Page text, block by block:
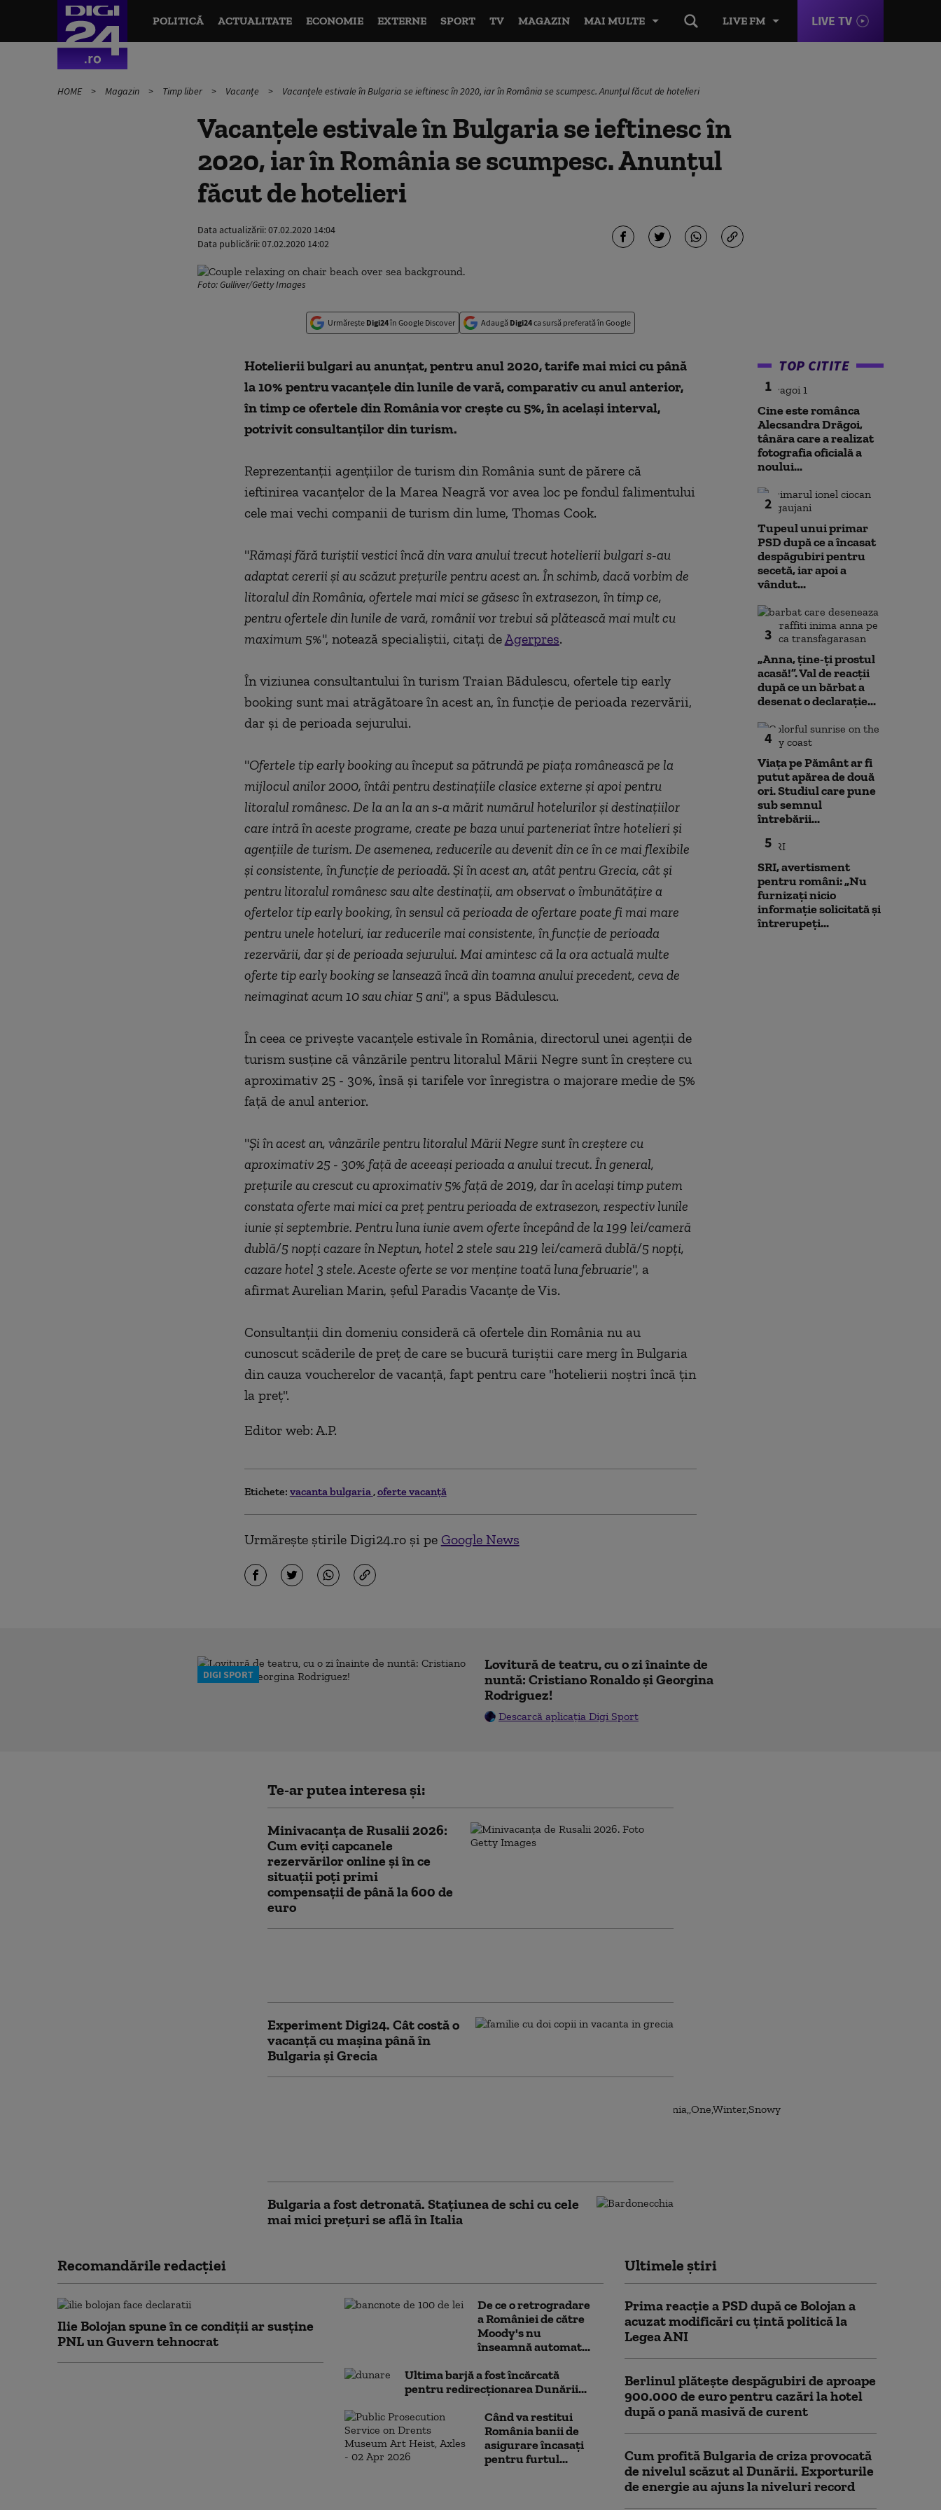
LIVE FM LIVE TV
POLITICĂ ACTUALITATE ECONOMIE EXTERNE SPORT TV MAGAZIN MAI MULTE
HOME Magazin Timp liber Vacanțe Vacanţele estivale în Bulgaria se ieftinesc în 2020, iar în România se scumpesc. Anunţul făcut de hotelieri
Vacanţele estivale în Bulgaria se ieftinesc în
2020, iar în România se scumpesc. Anunţul
făcut de hotelieri
Data actualizării:07.02.2020 14:04
Data publicării:07.02.2020 14:02
Foto: Gulliver/Getty Images
Urmărește Digi24în Google Discover Adaugă Digi24ca sursă preferată în Google
Hotelierii bulgari au anunţat, pentru anul 2020, tarife mai mici cu până
la 10% pentru vacanţele din lunile de vară, comparativ cu anul anterior,
în timp ce ofertele din România vor creşte cu 5%, în acelaşi interval,
potrivit consultanţilor din turism.
Reprezentanţii agenţiilor de turism din România sunt de părere că
ieftinirea vacanţelor de la Marea Neagră vor avea loc pe fondul falimentului
cele mai vechi companii de turism din lume, Thomas Cook.
"Rămaşi fără turiştii vestici încă din vara anului trecut hotelierii bulgari s-au
adaptat cererii şi au scăzut preţurile pentru acest an. În schimb, dacă vorbim de
litoralul din România, ofertele mai mici se găsesc în extrasezon, în timp ce,
pentru ofertele din lunile de vară, românii vor trebui să plătească mai mult cu
maximum 5%", notează specialiştii, citaţi deAgerpres.
În viziunea consultantului în turism Traian Bădulescu, ofertele tip early
booking sunt mai atrăgătoare în acest an, în funcţie de perioada rezervării,
dar şi de perioada sejurului.
"Ofertele tip early booking au început sa pătrundă pe piaţa românească pe la
mijlocul anilor 2000, întâi pentru destinaţiile clasice externe şi apoi pentru
litoralul românesc. De la an la an s-a mărit numărul hotelurilor şi destinaţiilor
care intră în aceste programe, create pe baza unui parteneriat între hotelieri şi
agenţiile de turism. De asemenea, reducerile au devenit din ce în ce mai flexibile
şi consistente, în funcţie de perioadă. Şi în acest an, atât pentru Grecia, cât şi
pentru litoralul românesc sau alte destinaţii, am observat o îmbunătăţire a
ofertelor tip early booking, în sensul că perioada de ofertare poate fi mai mare
pentru unele hoteluri, iar reducerile mai consistente, în funcţie de perioada
rezervării, dar şi de perioada sejurului. Mai amintesc că la ora actuală multe
oferte tip early booking se lansează încă din toamna anului precedent, ceva de
neimaginat acum 10 sau chiar 5 ani", a spus Bădulescu.
În ceea ce priveşte vacanţele estivale în România, directorul unei agenţii de
turism susţine că vânzările pentru litoralul Mării Negre sunt în creştere cu
aproximativ 25 - 30%, însă şi tarifele vor înregistra o majorare medie de 5%
faţă de anul anterior.
"Şi în acest an, vânzările pentru litoralul Mării Negre sunt în creştere cu
aproximativ 25 - 30% faţă de aceeaşi perioada a anului trecut. În general,
preţurile au crescut cu aproximativ 5% faţă de 2019, dar în acelaşi timp putem
constata oferte mai mici ca preţ pentru perioada de extrasezon, respectiv lunile
iunie şi septembrie. Pentru luna iunie avem oferte începând de la 199 lei/cameră
dublă/5 nopţi cazare în Neptun, hotel 2 stele sau 219 lei/cameră dublă/5 nopţi,
cazare hotel 3 stele. Aceste oferte se vor menţine toată luna februarie", a
afirmat Aurelian Marin, şeful Paradis Vacanţe de Vis.
Consultanţii din domeniu consideră că ofertele din România nu au
cunoscut scăderile de preţ de care se bucură turiştii care merg în Bulgaria
din cauza voucherelor de vacanţă, fapt pentru care "hotelierii noştri încă ţin
la preţ".
Editor web: A.P.
Etichete: vacanta bulgaria oferte vacanță
Urmărește știrile Digi24.ro și pe Google News
TOP CITITE
1
Cine este românca
Alecsandra Drăgoi,
tânăra care a realizat
fotografia oficială a
noului...
2
Tupeul unui primar
PSD după ce a încasat
despăgubiri pentru
secetă, iar apoi a
vândut...
3
„Anna, ţine-ţi prostul
acasă!”. Val de reacții
după ce un bărbat a
desenat o declarație...
4
Viața pe Pământ ar fi
putut apărea de două
ori. Studiul care pune
sub semnul
întrebării...
5
SRI, avertisment
pentru români: „Nu
furnizați nicio
informație solicitată și
întrerupeți...
DIGI SPORT
Lovitură de teatru, cu o zi înainte de
nuntă: Cristiano Ronaldo și Georgina
Rodriguez!
Descarcă aplicația Digi Sport
Te-ar putea interesa și:
Minivacanța de Rusalii 2026:
Cum eviți capcanele
rezervărilor online și în ce
situații poți primi
compensații de până la 600 de
euro
Experiment Digi24. Cât costă o
vacanță cu mașina până în
Bulgaria și Grecia
Bulgaria a fost detronată. Stațiunea de schi cu cele
mai mici prețuri se află în Italia
Recomandările redacţiei
Ilie Bolojan spune în ce condiții ar susține
PNL un Guvern tehnocrat
De ce o retrogradare
a României de către
Moody's nu
înseamnă automat...
Ultima barjă a fost încărcată
pentru redirecționarea Dunării...
Când va restitui
România banii de
asigurare încasați
pentru furtul...
Ultimele știri
Prima reacție a PSD după ce Bolojan a
acuzat modificări cu țintă politică la
Legea ANI
Berlinul plăteşte despăgubiri de aproape
900.000 de euro pentru cazări la hotel
după o pană masivă de curent
Cum profită Bulgaria de criza provocată
de nivelul scăzut al Dunării. Exporturile
de energie au ajuns la niveluri record